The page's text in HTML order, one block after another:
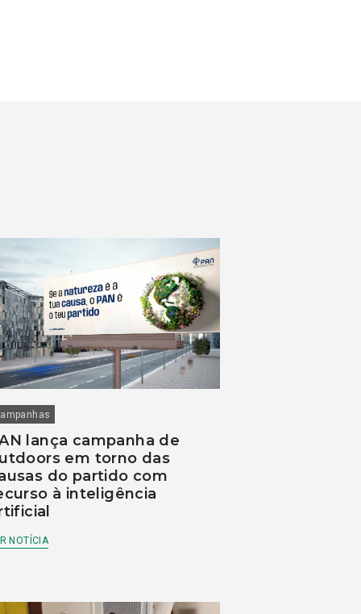
lança campanha de
em torno das
do partido com
à inteligência
NOTÍCIA